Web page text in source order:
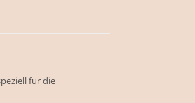
für die